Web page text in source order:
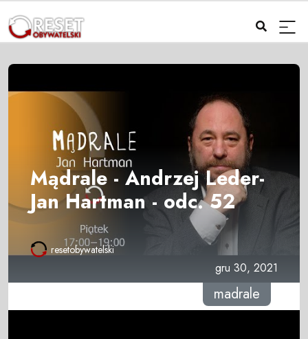
Mądrale - Andrzej Leder-
Jan Hartman - odc. 52
resetobywatelski
gru 30, 2021
madrale